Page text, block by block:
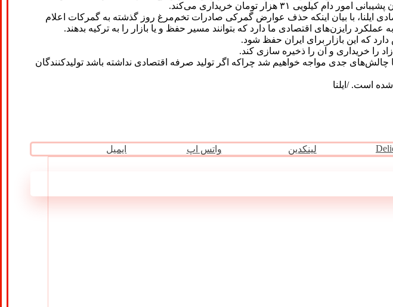
ایلنا، با بیان اینکه حذف عوارض گمرکی صادرات تخم‌مرغ روز گذشته به گمرکات اعلام
رایزن‌های اقتصادی ما دارد که بتوانند مسیر حفظ و یا بازار را به ترکیه بدهند.
که این بازار برای ایران حفظ شود.
را خریداری و آن را ذخیره ‌سازی کند.
جدی مواجه خواهیم شد چراکه اگر تولید صرفه اقتصادی نداشته باشد تولیدکنندگان
لینکدین واتس اپ ایمیل